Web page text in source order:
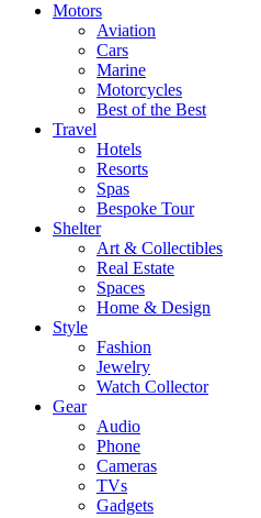
Motors
Aviation
Cars
Marine
Motorcycles
Best of the Best
Travel
Hotels
Resorts
Spas
Bespoke Tour
Shelter
Art & Collectibles
Real Estate
Spaces
Home & Design
Style
Fashion
Jewelry
Watch Collector
Gear
Audio
Phone
Cameras
TVs
Gadgets